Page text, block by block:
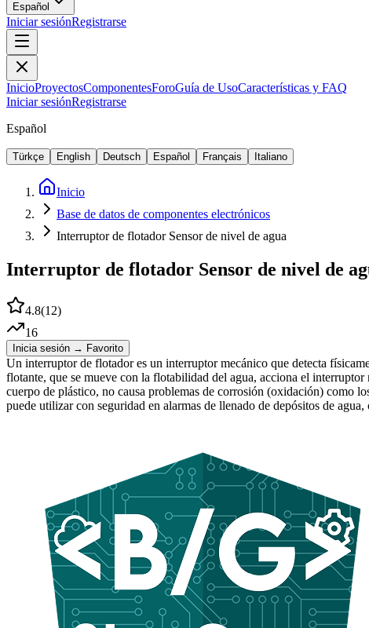
Español
Iniciar sesiónRegistrarse
InicioProyectosComponentesForoGuía de UsoCaracterísticas y FAQ
Iniciar sesiónRegistrarse
Español
Türkçe English Deutsch Español Français Italiano
Inicio
Base de datos de componentes electrónicos
Interruptor de flotador Sensor de nivel de agua
Interruptor de flotador Sensor de nivel de
4.8(12)
16
Inicia sesión → Favorito
Un interruptor de flotador es un interruptor mecánico que detecta
flotante, que se mueve con la flotabilidad del agua, acciona el
cuerpo de plástico, no causa problemas de corrosión (oxidación) como
puede utilizar con seguridad en alarmas de llenado de depósitos de